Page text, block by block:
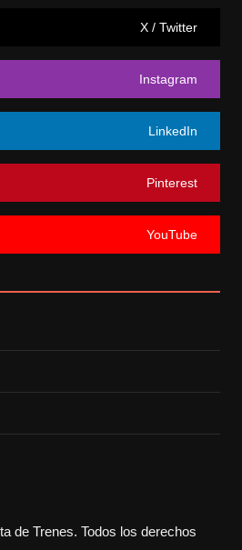
X / Twitter
Instagram
LinkedIn
Pinterest
YouTube
de Trenes. Todos los derechos